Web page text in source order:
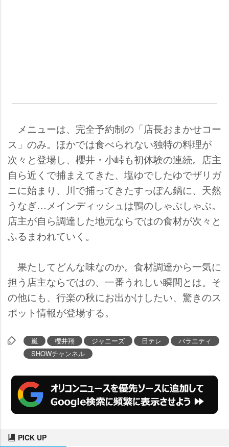
メニューは、完全予約制の「店長おまかせコー
ス」のみ。ほかでは食べられない独特の料理が
次々と登場し、櫻井・小峠も初体験の連続。店主
自ら近くで捕まえてきた、塩ゆでしたゆでザリガ
ニに始まり、川で捕ってきたすっぽん鍋に、天然
うなぎ…メインディッシュは鴨のしゃぶしゃぶ。
店主が自ら調達した地元ならではの食材が次々と
ふるまわれていく。
果たしてどんな味なのか。食材調達から一気に
担う店主ならではの、一番うれしい瞬間とは。そ
の他にも、行楽の秋にお出かけしたい、驚きのス
ポット情報が登場する。
嵐 櫻井翔 ジャニーズ 日テレ
バラエティ
SHOWチャンネル
PICK UP